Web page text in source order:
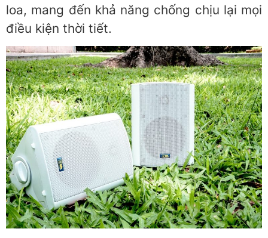
loa, mang đến khả năng chống chịu lại mọi
điều kiện thời tiết.